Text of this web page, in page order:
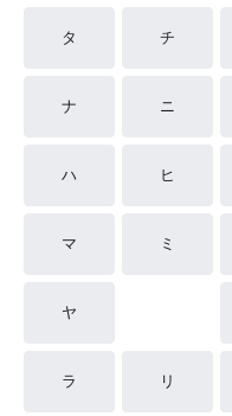
タ チ
ナ ニ
ハ ヒ
マ ミ
ヤ
ラ リ